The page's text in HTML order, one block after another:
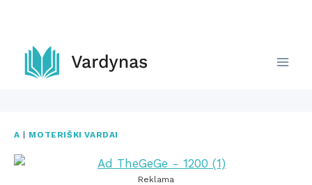
content
A | MOTERIŠKI VARDAI
Reklama